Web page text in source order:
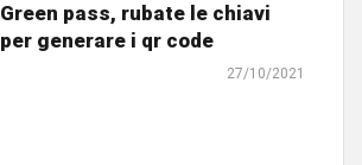
Green pass, rubate le chiavi
per generare i qr code
27/10/2021